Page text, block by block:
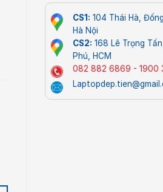
CS1: 104 Thái Hà,
Hà Nội
CS2: 168 Lê Trọng
Phú, HCM
082 882 6869 - 1900